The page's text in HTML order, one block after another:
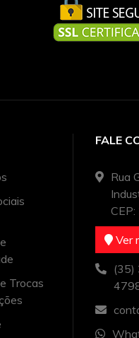
Trocas
FALE
Rua
Ver
(35)